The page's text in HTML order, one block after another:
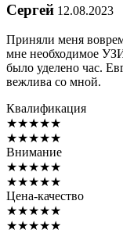
Сергей 12.08.2023
Приняли меня
мне необходимое
было уделено час.
вежлива со мной.
Квалификация
★★★★★
★★★★★
Внимание
★★★★★
★★★★★
Цена-качество
★★★★★
★★★★★